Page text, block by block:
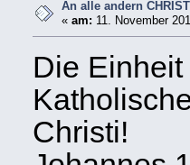
An alle andern
«am: 11. November
Die
Christi!